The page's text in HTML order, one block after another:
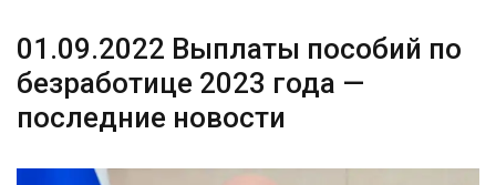
01.09.2022 Выплаты пособий по
безработице 2023 года —
последние новости